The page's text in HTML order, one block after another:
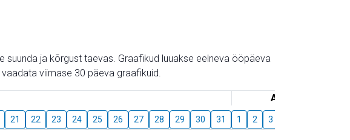
ja kõrgust taevas. Graafikud luuakse eelneva ööpäeva
viimase 30 päeva graafikuid.
August
21 22 23 24 25 26 27 28 29 30 31 1 2 3